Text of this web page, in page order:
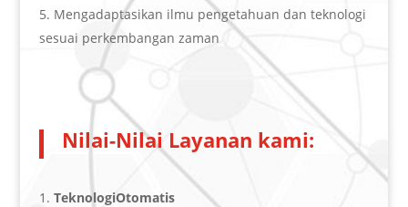
Mengadaptasikan ilmu pengetahuan dan teknologi
sesuai perkembangan zaman
Nilai-Nilai Layanan kami:
TeknologiOtomatis